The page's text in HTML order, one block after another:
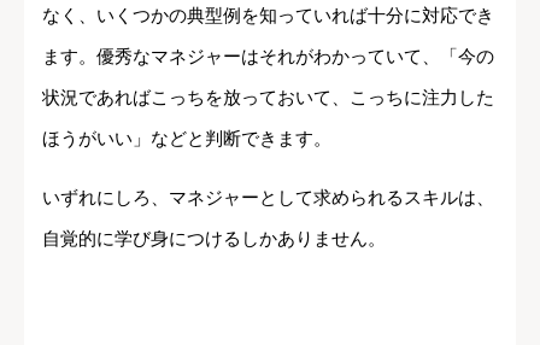
なく、いくつかの典型例を知っていれば十分に対応でき
ます。優秀なマネジャーはそれがわかっていて、「今の
状況であればこっちを放っておいて、こっちに注力した
ほうがいい」などと判断できます。
いずれにしろ、マネジャーとして求められるスキルは、
自覚的に学び身につけるしかありません。